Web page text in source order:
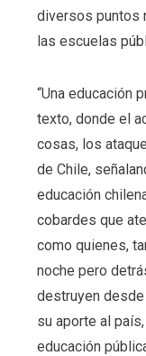
diversos puntos
las escuelas
“Una educación
texto, donde el
cosas, los
de Chile,
educación
cobardes que
como quienes,
noche pero
destruyen
su aporte al
educación